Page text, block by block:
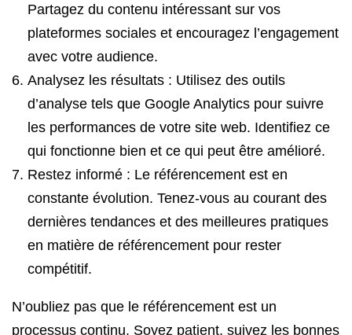
Partagez du contenu intéressant sur vos
plateformes sociales et encouragez l’engagement
avec votre audience.
Analysez les résultats : Utilisez des outils
d’analyse tels que Google Analytics pour suivre
les performances de votre site web. Identifiez ce
qui fonctionne bien et ce qui peut être amélioré.
Restez informé : Le référencement est en
constante évolution. Tenez-vous au courant des
dernières tendances et des meilleures pratiques
en matière de référencement pour rester
compétitif.
N’oubliez pas que le référencement est un
processus continu. Soyez patient, suivez les bonnes